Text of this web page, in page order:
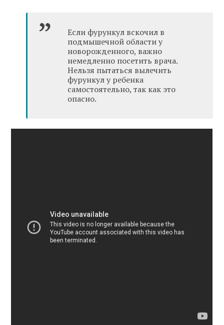
Если фурункул вскочил в
подмышечной области у
новорожденного, важно
немедленно посетить врача.
Нельзя пытаться вылечить
фурункул у ребенка
самостоятельно, так как это
опасно.